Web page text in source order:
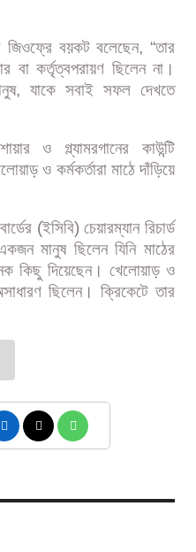
বয়কট বলেছেন, “তার
কর্তৃত্বপরায়ণ ছিলেন না।
যাকে সবাই সফল দেখতে
ও গ্ল্যামরগানের কাউন্টি
ও কর্মকর্তারা মাঠে দাঁড়িয়ে
(ইসিবি) চেয়ারম্যান রিচার্ড
মানুষ ছিলেন যিনি মাঠের
কিছু দিয়েছেন। খেলোয়াড় ও
ছিলেন। ক্রিকেটে তার